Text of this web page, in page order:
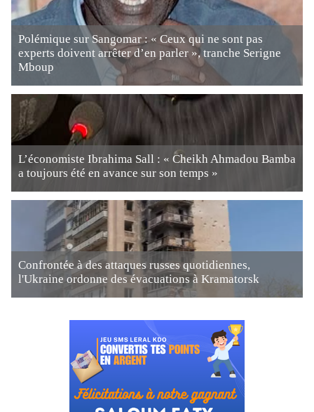
Polémique sur Sangomar : « Ceux qui ne sont pas
experts doivent arrêter d’en parler », tranche Serigne
Mboup
L’économiste Ibrahima Sall : « Cheikh Ahmadou Bamba
a toujours été en avance sur son temps »
Confrontée à des attaques russes quotidiennes,
l'Ukraine ordonne des évacuations à Kramatorsk